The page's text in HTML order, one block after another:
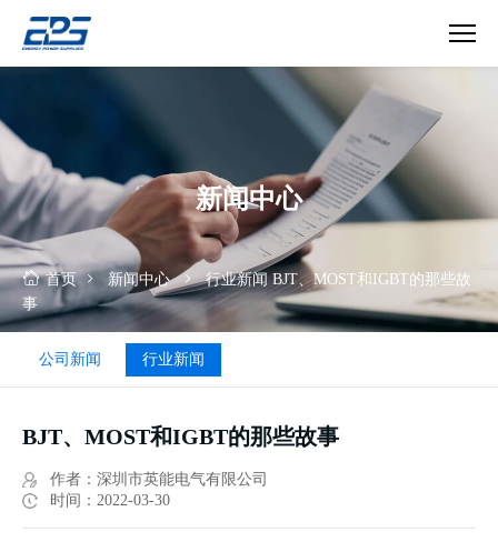
和
IGBT
的
那
些
故
事
新闻中心
首页 新闻中心 行业新闻 BJT、MOST和IGBT的那些故
事
公司新闻 行业新闻
BJT、MOST和IGBT的那些故事
作者：深圳市英能电气有限公司
时间：2022-03-30